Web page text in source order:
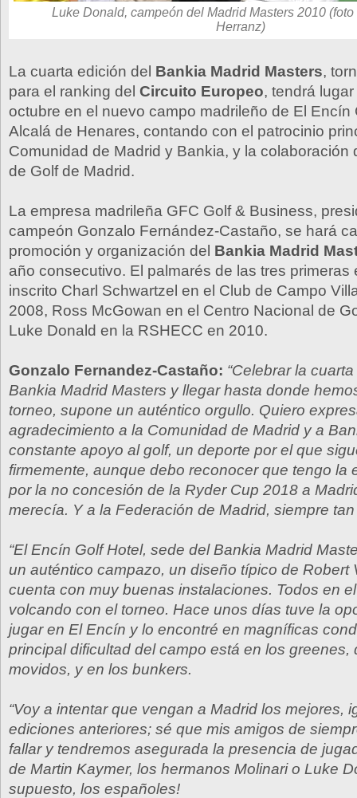
Luke Donald, campeón del Madrid Masters 2010
Herranz)
La cuarta edición del Bankia Madrid Masters,
para el ranking del Circuito Europeo, tendrá
octubre en el nuevo campo madrileño de El Encín
Alcalá de Henares, contando con el patrocinio
Comunidad de Madrid y Bankia, y la colaboración
de Golf de Madrid.
La empresa madrileña GFC Golf & Business,
campeón Gonzalo Fernández-Castaño, se hará
promoción y organización del Bankia Madrid
año consecutivo. El palmarés de las tres primeras
inscrito Charl Schwartzel en el Club de Campo
2008, Ross McGowan en el Centro Nacional de
Luke Donald en la RSHECC en 2010.
Gonzalo Fernandez-Castaño: “Celebrar la
Bankia Madrid Masters y llegar hasta donde
torneo, supone un auténtico orgullo. Quiero
agradecimiento a la Comunidad de Madrid y a
constante apoyo al golf, un deporte por el que
firmemente, aunque debo reconocer que tengo la
por la no concesión de la Ryder Cup 2018 a
merecía. Y a la Federación de Madrid, siempre
“El Encín Golf Hotel, sede del Bankia Madrid
un auténtico campazo, un diseño típico de Robert
cuenta con muy buenas instalaciones. Todos en
volcando con el torneo. Hace unos días tuve la
jugar en El Encín y lo encontré en magníficas
principal dificultad del campo está en los greenes,
movidos, y en los bunkers.
“Voy a intentar que vengan a Madrid los mejores,
ediciones anteriores; sé que mis amigos de
fallar y tendremos asegurada la presencia de
de Martin Kaymer, los hermanos Molinari o Luke
supuesto, los españoles!